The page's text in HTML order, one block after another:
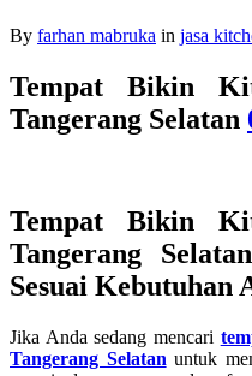
By farhan mabruka in jasa
Tempat Bikin
Tangerang Selatan
Tempat Bikin
Tangerang
Sesuai Kebutuhan
Jika Anda sedang mencari
Tangerang Selatan untuk